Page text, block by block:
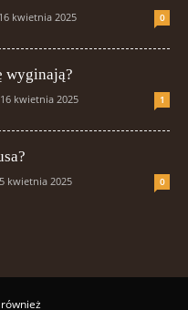
16 kwietnia 2025 0
wyginają?
16 kwietnia 2025 1
kwietnia 2025 0